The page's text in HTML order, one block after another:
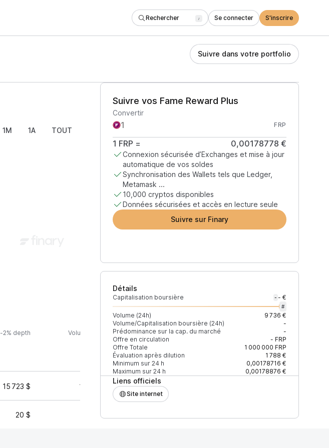
Rechercher / Se connecter S'inscrire
Suivre dans votre portfolio
1M 1A TOUT
Suivre vos Fame Reward Plus
Convertir
FRP
1 FRP = 0,00178778 €
Connexion sécurisée d’Exchanges et mise à jour
automatique de vos soldes
Synchronisation des Wallets tels que Ledger,
Metamask ...
10,000 cryptos disponibles
Données sécurisées et accès en lecture seule
Suivre sur Finary
Détails
Capitalisation boursière - - €
#
Volume (24h)
9 736 €
Volume/Capitalisation boursière (24h)
-
Prédominance sur la cap. du marché
-
Offre en circulation
- FRP
Offre Totale
1 000 000 FRP
Évaluation après dilution
1 788 €
Minimum sur 24 h
0,00178716 €
Maximum sur 24 h
0,00178876 €
Liens officiels
Site internet
-2% depth Volume (24h) % du volume Confiance Mis à jour
15 723 $ 11 266 $ 100 %
20 $ 3 $